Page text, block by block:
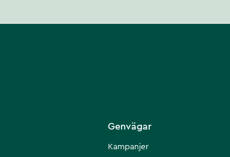
Genvägar
Kampanjer